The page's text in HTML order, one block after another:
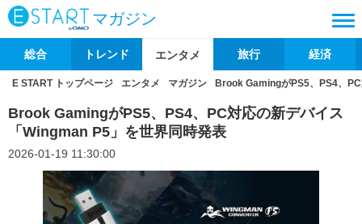
マガジン
総合 トレンド エンタメ 旅行 経済
E START トップページ エンタメ マガジン Brook GamingがPS5、PS4、
Brook GamingがPS5、PS4、PC対応の新デバイス
「Wingman P5」を世界同時発表
2026-01-19 11:30:00